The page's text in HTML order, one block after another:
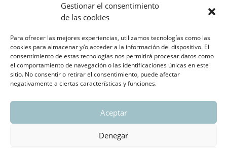
Gestionar el consentimiento
de las cookies
Para ofrecer las mejores experiencias, utilizamos tecnologías como las
cookies para almacenar y/o acceder a la información del dispositivo. El
consentimiento de estas tecnologías nos permitirá procesar datos como
el comportamiento de navegación o las identificaciones únicas en este
sitio. No consentir o retirar el consentimiento, puede afectar
negativamente a ciertas características y funciones.
Aceptar
Denegar
ASOCIACIÓN REGIONAL VALENCIANA DE
Aviso legal y política de privacidad